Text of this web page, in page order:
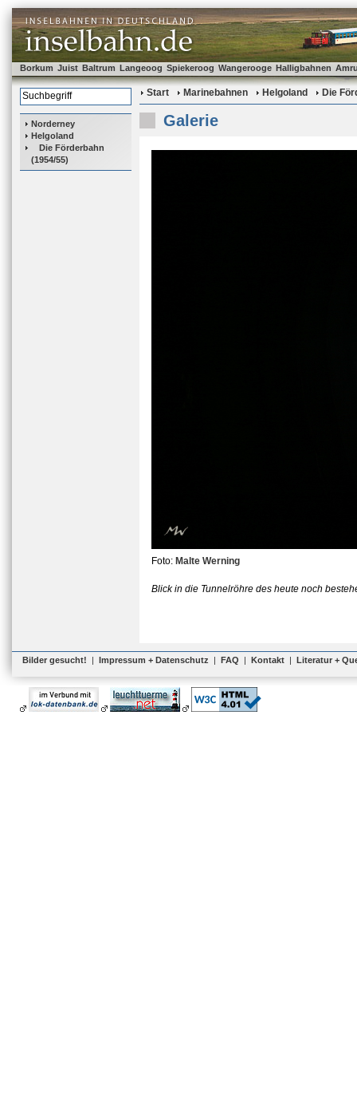
Borkum Juist Baltrum Langeoog Spiekeroog Wangerooge Halligbahnen
Norderney
Helgoland
Die Förderbahn
(1954/55)
Start Marinebahnen Helgoland Die
Galerie
Foto: Malte Werning
Blick in die Tunnelröhre des heute noch
Bilder gesucht! | Impressum + Datenschutz | FAQ | Kontakt | Literatur +